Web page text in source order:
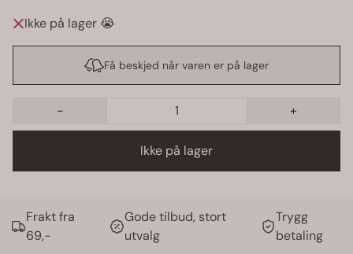
Ikke på lager 😭
Få beskjed når varen er på lager
- +
Ikke på lager
Frakt fra
69,-
Gode tilbud, stort
utvalg
Trygg
betaling